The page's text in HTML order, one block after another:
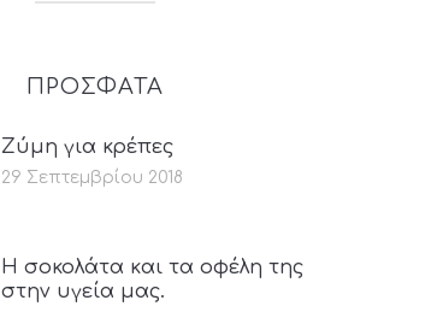
ΠΡΟΣΦΑΤΑ
Ζύμη για κρέπες
29 Σεπτεμβρίου 2018
Η σοκολάτα και τα οφέλη της
στην υγεία μας.